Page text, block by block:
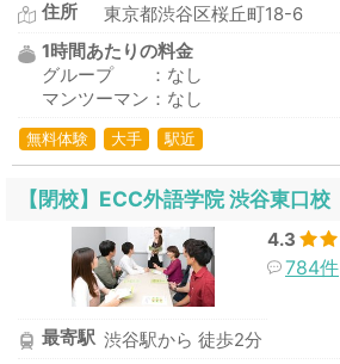
住所
東京都渋谷区桜丘町18-6
1時間あたりの料金
グループ ：なし
マンツーマン：なし
無料体験 大手 駅近
【閉校】ECC外語学院 渋谷東口校
4.3
784件
最寄駅 渋谷駅から 徒歩2分